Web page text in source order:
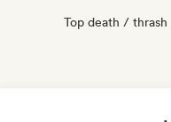
Top death /